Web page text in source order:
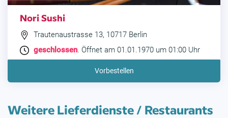
Nori Sushi
Trautenaustrasse 13, 10717 Berlin
geschlossen . Öffnet am 01.01.1970 um 01:00 Uhr
Vorbestellen
Weitere Lieferdienste / Restaurants